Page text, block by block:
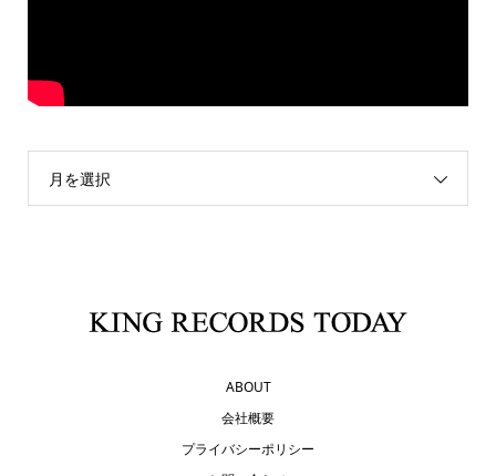
月を選択
ABOUT
会社概要
プライバシーポリシー